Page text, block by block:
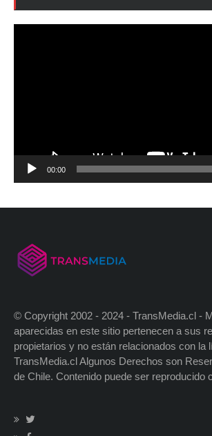
00:00
© Copyright 2002 - 2024 - TransMedia.cl -
aparecidas en este sitio pertenecen a sus
propietarios y no están relacionados con la
TransMedia.cl Algunos Derechos son
de Chile. Contenido puede ser reproducido